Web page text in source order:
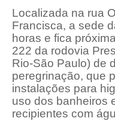
Localizada na rua
Francisca, a sede
horas e fica
222 da rodovia
Rio-São Paulo) de
peregrinação, que
instalações para
uso dos banheiros
recipientes com